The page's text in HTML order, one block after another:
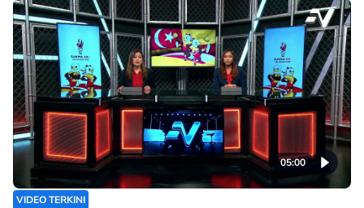
05:00
VIDEO TERKINI